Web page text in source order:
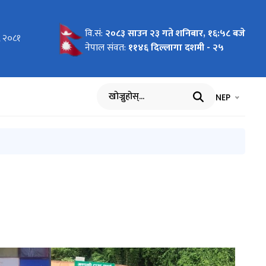
वि.सं: २०८३ साउन २३ गते शनिबार, १६:५८ बजे
नेपाल संवत: ११४६ दिल्लागा दशमी - २५
खोज्नुहोस् भाषा चयन
NEP